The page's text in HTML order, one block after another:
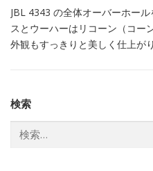
JBL 4343 の全体オーバーホー
スとウーハーはリコーン（コー
外観もすっきりと美しく仕上が
検索
索: